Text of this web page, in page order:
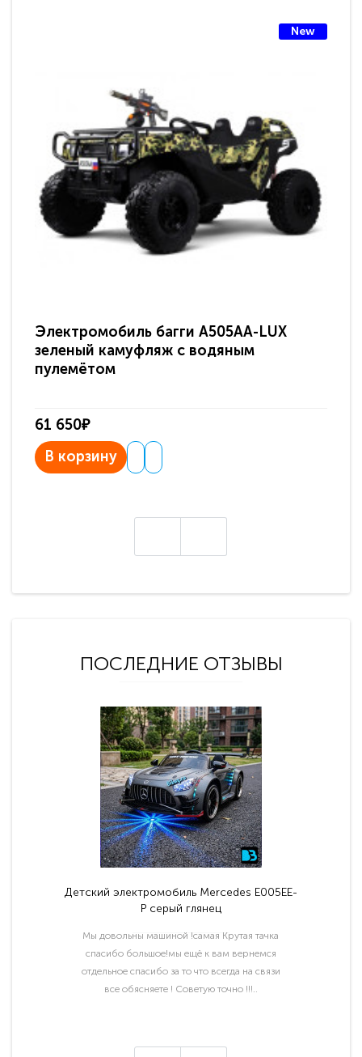
New
Электромобиль багги A505AA-LUX
зеленый камуфляж с водяным
пулемётом
61 650₽
В корзину
ПОСЛЕДНИЕ ОТЗЫВЫ
Детский электромобиль Mercedes E005EE-
P серый глянец
Мы довольны машиной !самая Крутая тачка
спасибо большое!мы ещё к вам вернемся
отдельное спасибо за то что всегда на связи
все обясняете ! Советую точно !!!..